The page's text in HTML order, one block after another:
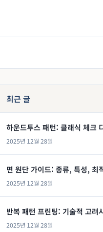
최근 글
하운드투스 패턴: 클래식 체크
2025년 12월 28일
면 원단 가이드: 종류, 특성, 최
2025년 12월 28일
반복 패턴 프린팅: 기술적 고려
2025년 12월 28일